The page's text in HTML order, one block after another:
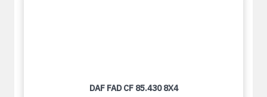
DAF FAD CF 85.430 8X4